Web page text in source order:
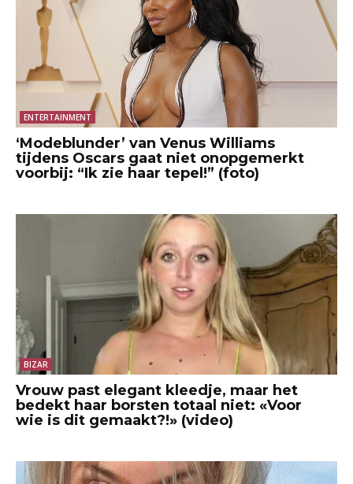
ENTERTAINMENT
‘Modeblunder’ van Venus Williams
tijdens Oscars gaat niet onopgemerkt
voorbij: “Ik zie haar tepel!” (foto)
BIZAR
Vrouw past elegant kleedje, maar het
bedekt haar borsten totaal niet: «Voor
wie is dit gemaakt?!» (video)